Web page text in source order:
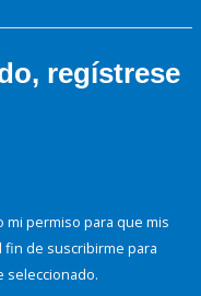
regístrese
mi permiso para que mis
de suscribirme para
seleccionado.